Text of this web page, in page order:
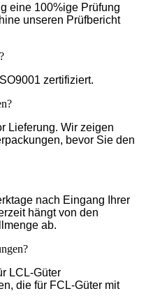
eine 100%ige Prüfung
unseren Prüfbericht
zertifiziert.
Lieferung. Wir zeigen
bevor Sie den
nach Eingang Ihrer
hängt von den
ab.
LCL-Güter
die für FCL-Güter mit